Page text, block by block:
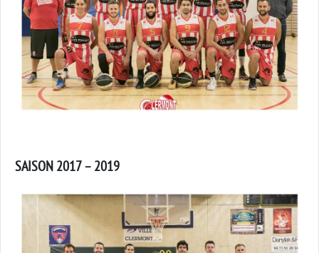
SAISON 2017 – 2019